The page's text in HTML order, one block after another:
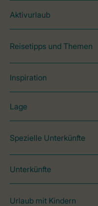
Aktivurlaub
Reisetipps und Themen
Inspiration
Lage
Spezielle Unterkünfte
Unterkünfte
Urlaub mit Kindern